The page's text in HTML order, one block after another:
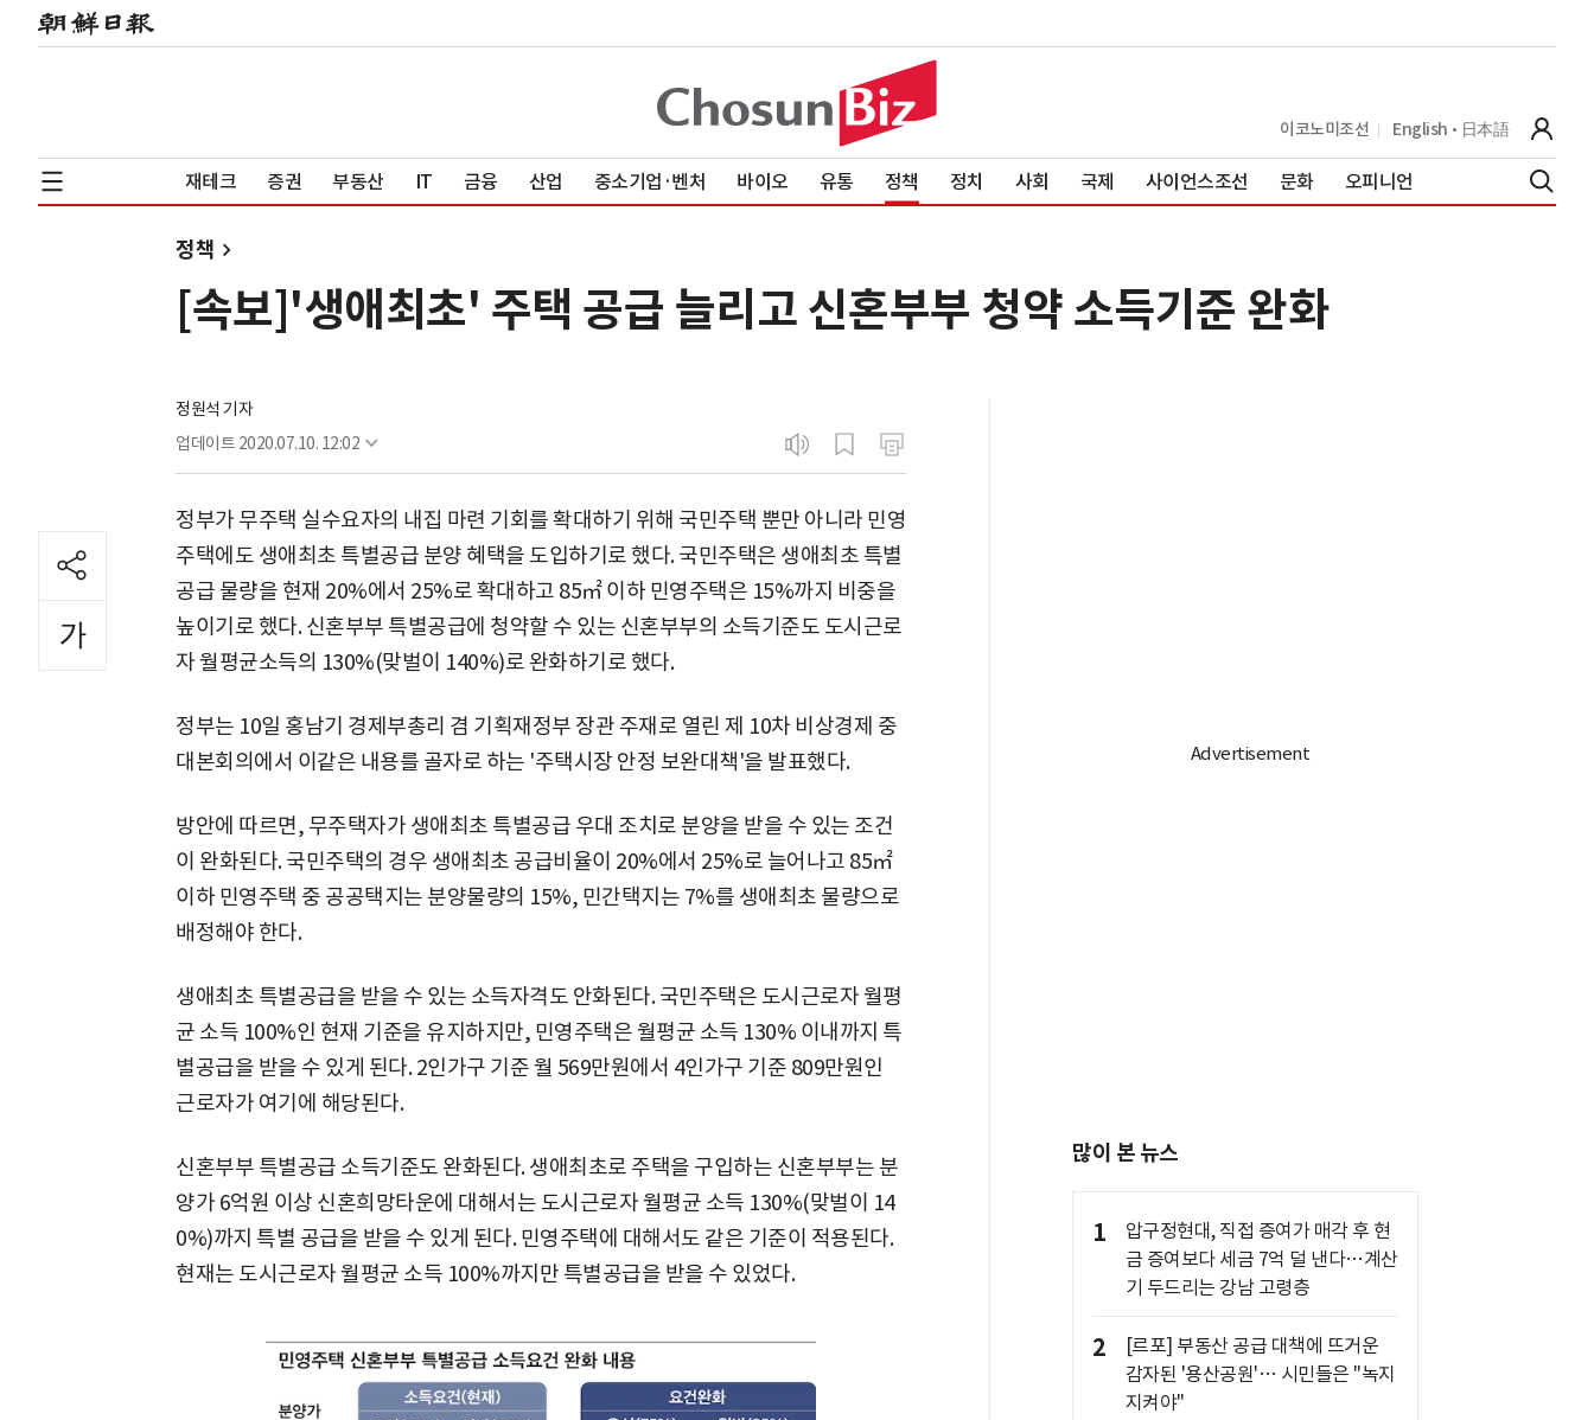
이코노미조선 English 日本語
재테크 증권 부동산 IT 금융 산업 중소기업·벤처 바이오 유통 정책 정치 사회 국제 사이언스조선 문화 오피니언
정책
[속보]'생애최초' 주택 공급 늘리고 신혼부부 청약 소득기준 완화
정원석 기자
업데이트 2020.07.10. 12:02
정부가 무주택 실수요자의 내집 마련 기회를 확대하기 위해 국민주택 뿐만 아니라 민영
주택에도 생애최초 특별공급 분양 혜택을 도입하기로 했다. 국민주택은 생애최초 특별
공급 물량을 현재 20%에서 25%로 확대하고 85㎡ 이하 민영주택은 15%까지 비중을
높이기로 했다. 신혼부부 특별공급에 청약할 수 있는 신혼부부의 소득기준도 도시근로
자 월평균소득의 130%(맞벌이 140%)로 완화하기로 했다.
정부는 10일 홍남기 경제부총리 겸 기획재정부 장관 주재로 열린 제 10차 비상경제 중
대본회의에서 이같은 내용를 골자로 하는 '주택시장 안정 보완대책'을 발표했다.
방안에 따르면, 무주택자가 생애최초 특별공급 우대 조치로 분양을 받을 수 있는 조건
이 완화된다. 국민주택의 경우 생애최초 공급비율이 20%에서 25%로 늘어나고 85㎡
이하 민영주택 중 공공택지는 분양물량의 15%, 민간택지는 7%를 생애최초 물량으로
배정해야 한다.
생애최초 특별공급을 받을 수 있는 소득자격도 안화된다. 국민주택은 도시근로자 월평
균 소득 100%인 현재 기준을 유지하지만, 민영주택은 월평균 소득 130% 이내까지 특
별공급을 받을 수 있게 된다. 2인가구 기준 월 569만원에서 4인가구 기준 809만원인
근로자가 여기에 해당된다.
신혼부부 특별공급 소득기준도 완화된다. 생애최초로 주택을 구입하는 신혼부부는 분
양가 6억원 이상 신혼희망타운에 대해서는 도시근로자 월평균 소득 130%(맞벌이 14
0%)까지 특별 공급을 받을 수 있게 된다. 민영주택에 대해서도 같은 기준이 적용된다.
현재는 도시근로자 월평균 소득 100%까지만 특별공급을 받을 수 있었다.
많이 본 뉴스
1
압구정현대, 직접 증여가 매각 후 현
금 증여보다 세금 7억 덜 낸다…계산
기 두드리는 강남 고령층
2
[르포] 부동산 공급 대책에 뜨거운
감자된 '용산공원'… 시민들은 "녹지
지켜야"